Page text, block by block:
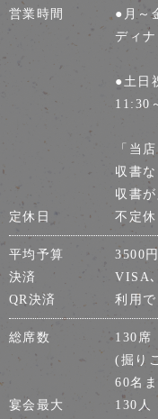
営業時間
●月～
ディ
●土日
11:30
「当
収書
収書
定休日
不定休
平均予算
3500
決済
VISA､
QR決済
利用で
総席数
130席
(掘り
60名
宴会最大
130人